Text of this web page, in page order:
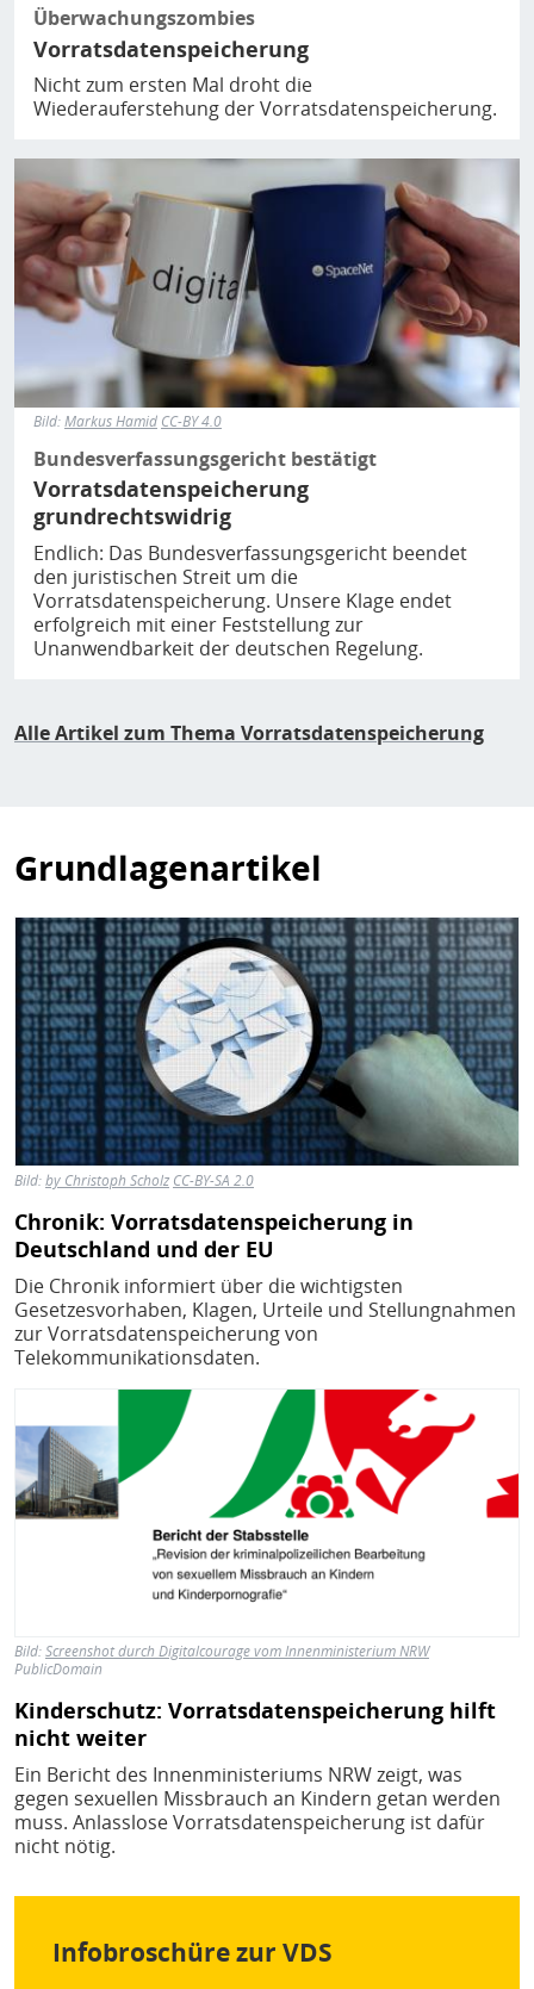
Überwachungszombies
Vorratsdatenspeicherung
Nicht zum ersten Mal droht die
Wiederauferstehung der Vorratsdatenspeicherung.
Bild
Bild:Markus Hamid CC-BY 4.0
Bundesverfassungsgericht bestätigt
Vorratsdatenspeicherung
grundrechtswidrig
Endlich: Das Bundesverfassungsgericht beendet
den juristischen Streit um die
Vorratsdatenspeicherung. Unsere Klage endet
erfolgreich mit einer Feststellung zur
Unanwendbarkeit der deutschen Regelung.
Alle Artikel zum Thema Vorratsdatenspeicherung
Grundlagenartikel
Bild
Bild:by Christoph Scholz CC-BY-SA 2.0
Chronik: Vorratsdatenspeicherung in
Deutschland und der EU
Die Chronik informiert über die wichtigsten
Gesetzesvorhaben, Klagen, Urteile und Stellungnahmen
zur Vorratsdatenspeicherung von
Telekommunikationsdaten.
Bild:Screenshot durch Digitalcourage vom Innenministerium NRW
PublicDomain
Kinderschutz: Vorratsdatenspeicherung hilft
nicht weiter
Ein Bericht des Innenministeriums NRW zeigt, was
gegen sexuellen Missbrauch an Kindern getan werden
muss. Anlasslose Vorratsdatenspeicherung ist dafür
nicht nötig.
Infobroschüre zur VDS